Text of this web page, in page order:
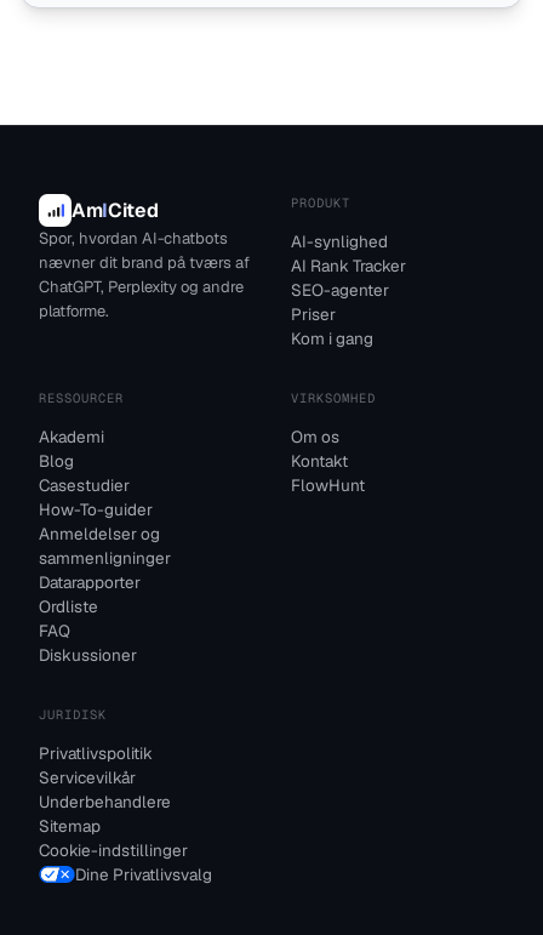
AmICited
Spor, hvordan AI-chatbots
nævner dit brand på tværs af
ChatGPT, Perplexity og andre
platforme.
PRODUKT
AI-synlighed
AI Rank Tracker
SEO-agenter
Priser
Kom i gang
RESSOURCER
Akademi
Blog
Casestudier
How-To-guider
Anmeldelser og
sammenligninger
Datarapporter
Ordliste
FAQ
Diskussioner
VIRKSOMHED
Om os
Kontakt
FlowHunt
JURIDISK
Privatlivspolitik
Servicevilkår
Underbehandlere
Sitemap
Cookie-indstillinger
Dine Privatlivsvalg